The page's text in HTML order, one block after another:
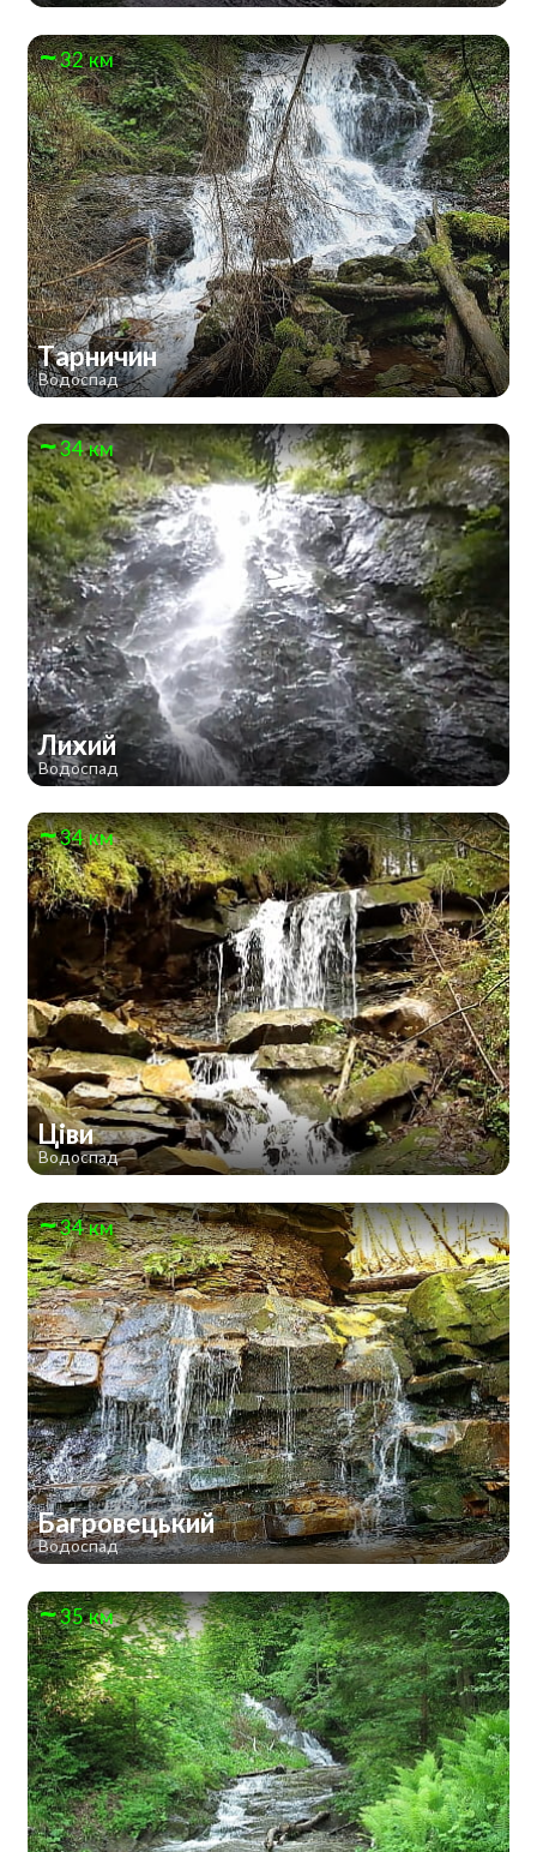
32 км
Тарничин
Водоспад
34 км
Лихий
Водоспад
34 км
Ціви
Водоспад
34 км
Багровецький
Водоспад
35 км